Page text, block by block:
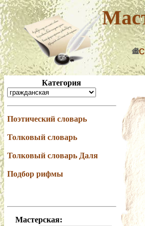
Категория
Поэтический словарь
Толковый словарь
Толковый словарь Даля
Подбор рифмы
Мастерская: